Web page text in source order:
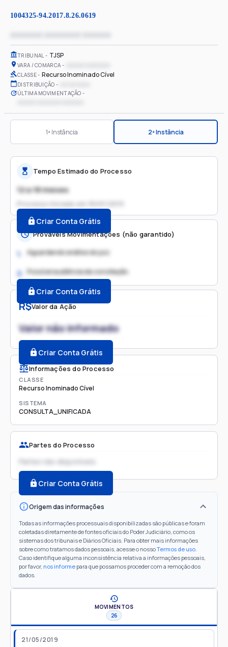
1004325-94.2017.8.26.0619
TRIBUNAL TJSP
VARA / COMARCA
CLASSE Recurso Inominado Cível
DISTRIBUIÇÃO
ÚLTIMA MOVIMENTAÇÃO
1ª Instância 2ª Instância
R$Valor da Ação
Valor não informado
Criar Conta Grátis
Informações do Processo
CLASSE
Recurso Inominado Cível
SISTEMA
CONSULTA_UNIFICADA
Partes do Processo
Partes não disponíveis
Criar Conta Grátis
Origem das informações
Todas as informações processuais disponibilizadas são públicas e foram
coletadas diretamente de fontes oficiais do Poder Judiciário, como os
sistemas dos tribunais e Diários Oficiais. Para obter mais informações
sobre como tratamos dados pessoais, acesse o nossoTermos de uso.
Caso identifique alguma inconsistência relativa a informações pessoais,
por favor, nos informe para que possamos proceder com a remoção dos
dados.
Tempo Estimado do Processo
12 a 18 meses
Processo iniciado em
Criar Conta Grátis
Prováveis Movimentações (não garantido)
1. Aguardando análise do juiz
2. Possível audiência de conciliação
Criar Conta Grátis
MOVIMENTOS
26
21/05/2019